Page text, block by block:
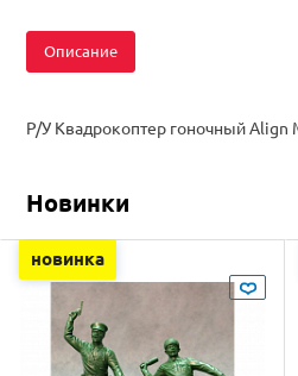
Описание
Р/У Квадрокоптер гоночный Align
Новинки
новинка